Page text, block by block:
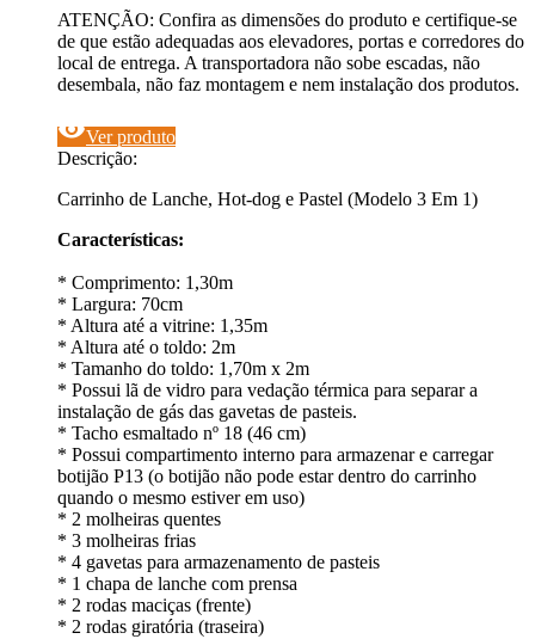
ATENÇÃO: Confira as dimensões do produto e certifique-se
de que estão adequadas aos elevadores, portas e corredores do
local de entrega. A transportadora não sobe escadas, não
desembala, não faz montagem e nem instalação dos produtos.
visibilityVer produto
Descrição:
Carrinho de Lanche, Hot-dog e Pastel (Modelo 3 Em 1)
Características:
* Comprimento: 1,30m
* Largura: 70cm
* Altura até a vitrine: 1,35m
* Altura até o toldo: 2m
* Tamanho do toldo: 1,70m x 2m
* Possui lã de vidro para vedação térmica para separar a
instalação de gás das gavetas de pasteis.
* Tacho esmaltado nº 18 (46 cm)
* Possui compartimento interno para armazenar e carregar
botijão P13 (o botijão não pode estar dentro do carrinho
quando o mesmo estiver em uso)
* 2 molheiras quentes
* 3 molheiras frias
* 4 gavetas para armazenamento de pasteis
* 1 chapa de lanche com prensa
* 2 rodas maciças (frente)
* 2 rodas giratória (traseira)